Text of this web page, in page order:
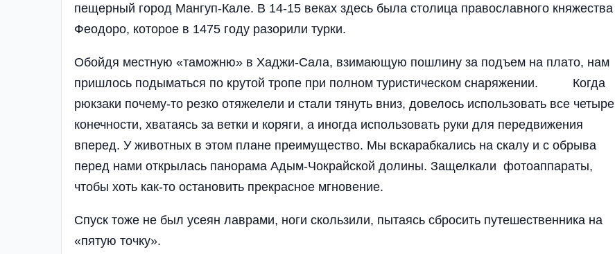
пещерный город Мангуп-Кале. В 14-15 веках здесь была столица православного княжества
Феодоро, которое в 1475 году разорили турки.
Обойдя местную «таможню» в Хаджи-Сала, взимающую пошлину за подъем на плато, нам
пришлось подыматься по крутой тропе при полном туристическом снаряжении. Когда
рюкзаки почему-то резко отяжелели и стали тянуть вниз, довелось использовать все четыре
конечности, хватаясь за ветки и коряги, а иногда использовать руки для передвижения
вперед. У животных в этом плане преимущество. Мы вскарабкались на скалу и с обрыва
перед нами открылась панорама Адым-Чокрайской долины. Защелкали фотоаппараты,
чтобы хоть как-то остановить прекрасное мгновение.
Спуск тоже не был усеян лаврами, ноги скользили, пытаясь сбросить путешественника на
«пятую точку».